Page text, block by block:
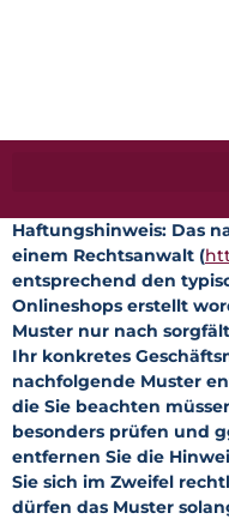
Haftungshinweis: Das
einem Rechtsanwalt (
entsprechend den
Onlineshops erstellt
Muster nur nach
Ihr konkretes
nachfolgende Muster
die Sie beachten
besonders prüfen und
entfernen Sie die
Sie sich im Zweifel
dürfen das Muster